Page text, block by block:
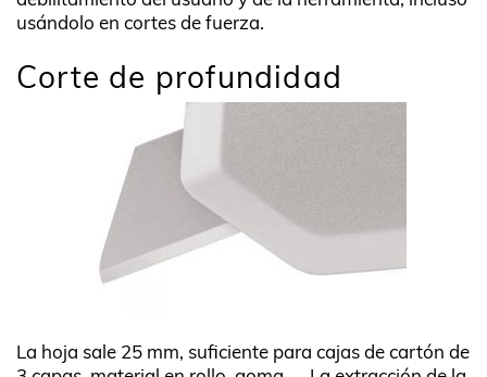
usándolo en cortes de fuerza.
Corte de profundidad
La hoja sale 25 mm, suficiente para cajas de cartón de